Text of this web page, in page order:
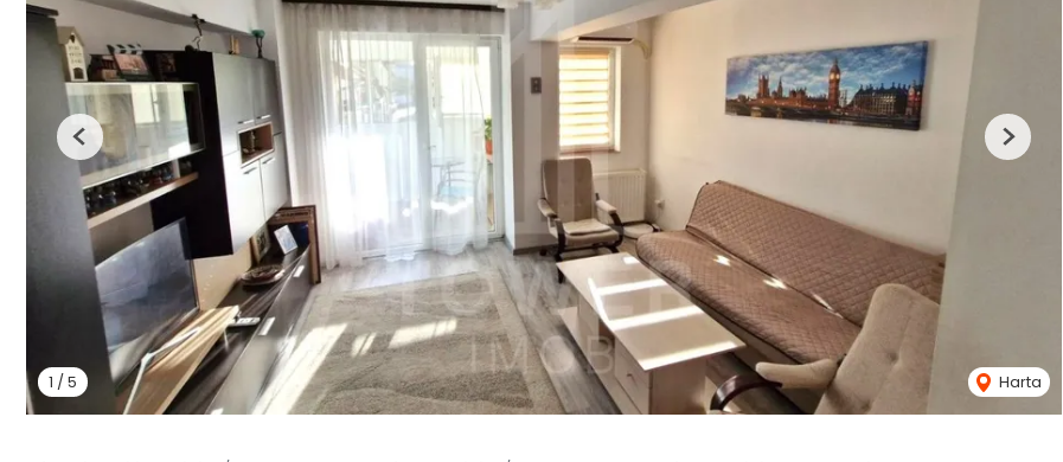
1 / 5 Harta
Previous Next